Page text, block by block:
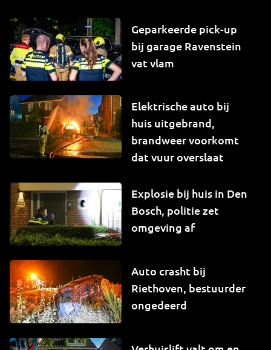
Geparkeerde pick-up
bij garage Ravenstein
vat vlam
Elektrische auto bij
huis uitgebrand,
brandweer voorkomt
dat vuur overslaat
Explosie bij huis in Den
Bosch, politie zet
omgeving af
Auto crasht bij
Riethoven, bestuurder
ongedeerd